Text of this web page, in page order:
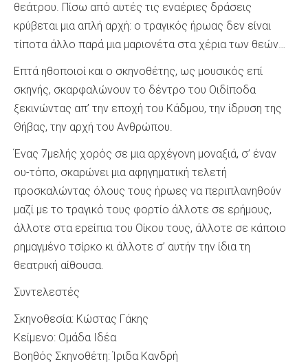
θεάτρου. Πίσω από αυτές τις εναέριες δράσεις
κρύβεται μια απλή αρχή: ο τραγικός ήρωας δεν είναι
τίποτα άλλο παρά μια μαριονέτα στα χέρια των θεών…
Επτά ηθοποιοί και ο σκηνοθέτης, ως μουσικός επί
σκηνής, σκαρφαλώνουν το δέντρο του Οιδίποδα
ξεκινώντας απ’ την εποχή του Κάδμου, την ίδρυση της
Θήβας, την αρχή του Ανθρώπου.
Ένας 7μελής χορός σε μια αρχέγονη μοναξιά, σ’ έναν
ου-τόπο, σκαρώνει μια αφηγηματική τελετή
προσκαλώντας όλους τους ήρωες να περιπλανηθούν
μαζί με το τραγικό τους φορτίο άλλοτε σε ερήμους,
άλλοτε στα ερείπια του Οίκου τους, άλλοτε σε κάποιο
ρημαγμένο τσίρκο κι άλλοτε σ’ αυτήν την ίδια τη
θεατρική αίθουσα.
Συντελεστές
Σκηνοθεσία: Κώστας Γάκης
Κείμενο: Ομάδα Ιδέα
Βοηθός Σκηνοθέτη: Ίριδα Κανδρή